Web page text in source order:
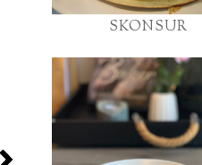
SKONSUR